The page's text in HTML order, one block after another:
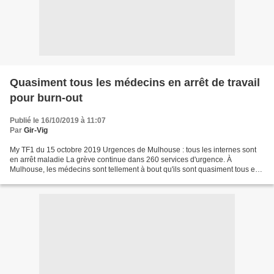
Quasiment tous les médecins en arrêt de travail
pour burn-out
Publié le 16/10/2019 à 11:07
Par Gir-Vig
My TF1 du 15 octobre 2019 Urgences de Mulhouse : tous les internes sont
en arrêt maladie La grève continue dans 260 services d'urgence. À
Mulhouse, les médecins sont tellement à bout qu'ils sont quasiment tous en